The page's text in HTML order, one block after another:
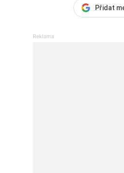
Přidat